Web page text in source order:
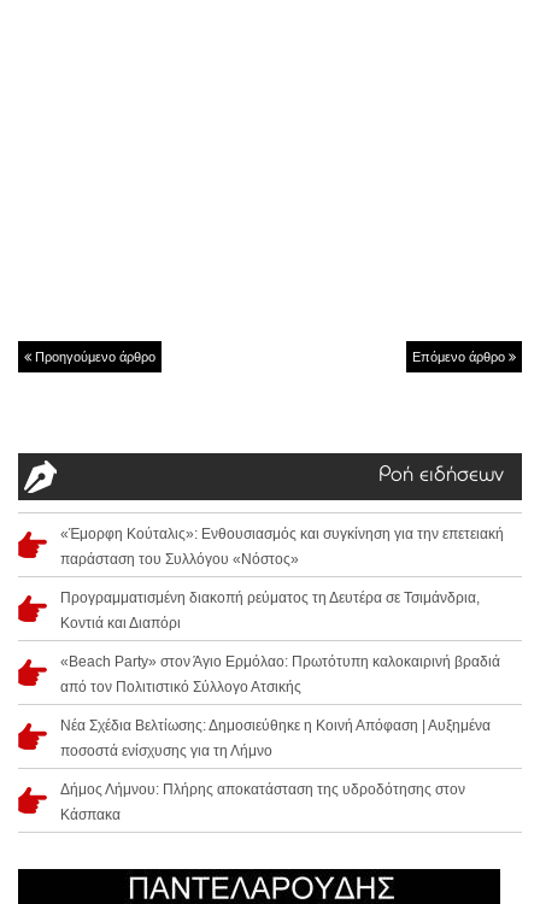
Προηγούμενο άρθρο Επόμενο άρθρο
Ροή ειδήσεων
«Έμορφη Κούταλις»: Ενθουσιασμός και συγκίνηση για την επετειακή
παράσταση του Συλλόγου «Νόστος»
Προγραμματισμένη διακοπή ρεύματος τη Δευτέρα σε Τσιμάνδρια,
Κοντιά και Διαπόρι
«Beach Party» στον Άγιο Ερμόλαο: Πρωτότυπη καλοκαιρινή βραδιά
από τον Πολιτιστικό Σύλλογο Ατσικής
Νέα Σχέδια Βελτίωσης: Δημοσιεύθηκε η Κοινή Απόφαση | Αυξημένα
ποσοστά ενίσχυσης για τη Λήμνο
Δήμος Λήμνου: Πλήρης αποκατάσταση της υδροδότησης στον
Κάσπακα